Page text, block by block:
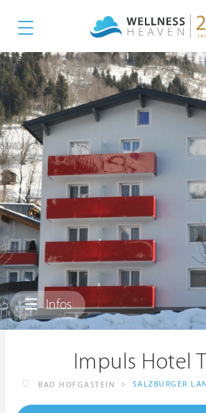
Infos
Impuls Hotel
BAD HOFGASTEIN > SALZBURGER